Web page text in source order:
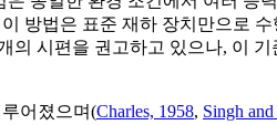
이 방법은 표준 재하 장치만으로
의 시편을 권고하고 있으나, 이
어졌으며(Charles, 1958, Singh